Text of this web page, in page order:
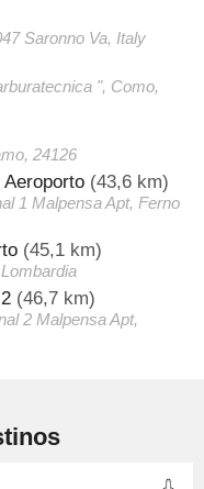
Saronno Va, Italy
", Como,
24126
(43,6 km)
1 Malpensa Apt, Ferno
(45,1 km)
(46,7 km)
2 Malpensa Apt,